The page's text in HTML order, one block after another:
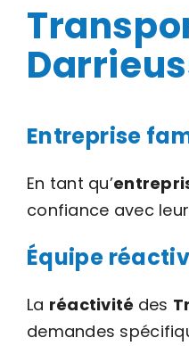
Entreprise
En tant qu’
confiance avec
Équipe
La réactivité des
demandes